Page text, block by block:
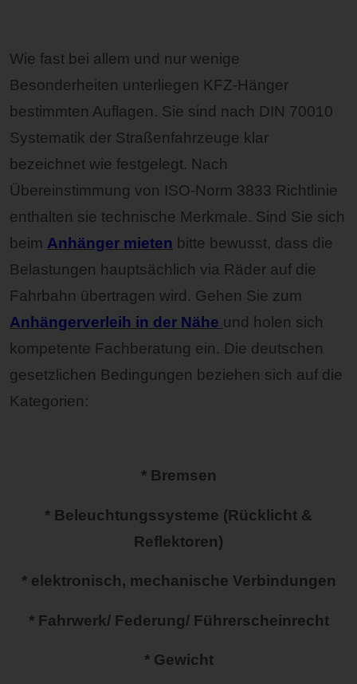
Wie fast bei allem und nur wenige
Besonderheiten unterliegen KFZ-Hänger
bestimmten Auflagen. Sie sind nach DIN 70010
Systematik der Straßenfahrzeuge klar
bezeichnet wie festgelegt. Nach
Übereinstimmung von ISO-Norm 3833 Richtlinie
enthalten sie technische Merkmale. Sind Sie sich
beim Anhänger mieten bitte bewusst, dass die
Belastungen hauptsächlich via Räder auf die
Fahrbahn übertragen wird. Gehen Sie zum
Anhängerverleih in der Nähe und holen sich
kompetente Fachberatung ein. Die deutschen
gesetzlichen Bedingungen beziehen sich auf die
Kategorien:
* Bremsen
* Beleuchtungssysteme (Rücklicht &
Reflektoren)
* elektronisch, mechanische Verbindungen
* Fahrwerk/ Federung/ Führerscheinrecht
* Gewicht